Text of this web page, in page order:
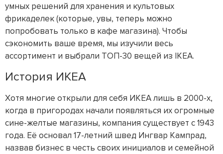
умных решений для хранения и культовых
фрикаделек (которые, увы, теперь можно
попробовать только в кафе магазина). Чтобы
сэкономить ваше время, мы изучили весь
ассортимент и выбрали ТОП-30 вещей из IKEA.
История ИКЕА
Хотя многие открыли для себя ИКЕА лишь в 2000-х,
когда в пригородах начали появляться их огромные
сине-желтые магазины, компания существует с 1943
года. Её основал 17-летний швед Ингвар Кампрад,
назвав бизнес в честь своих инициалов и семейной